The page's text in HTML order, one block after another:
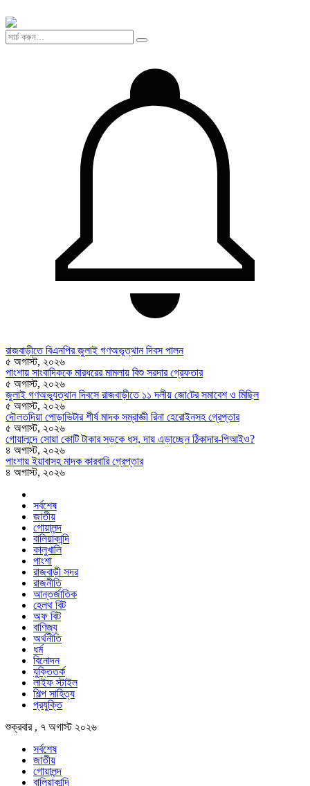
রাজবাড়ীতে বিএন‌পির জুলাই গণঅভূত্থান দিবস পালন
৫ অগাস্ট, ২০২৬
পাংশায় সাংবাদিককে মারধরের মামলায় বিশু সরদার গ্রেফতার
৫ অগাস্ট, ২০২৬
জুলাই গণঅভ্যুত্থান দিবসে রাজবাড়ীতে ১১ দলীয় জো‌টের সমাবেশ ও মি‌ছিল
৫ অগাস্ট, ২০২৬
দৌলতদিয়া পোড়াভিটার শীর্ষ মাদক সম্রাজ্ঞী রিনা হেরোইনসহ গ্রেপ্তার
৫ অগাস্ট, ২০২৬
গোয়ালন্দে সোয়া কোটি টাকার সড়কে ধস, দায় এড়াচ্ছেন ঠিকাদার-পিআইও?
৪ অগাস্ট, ২০২৬
পাংশায় ইয়াবাসহ মাদক কারবারি গ্রেপ্তার
৪ অগাস্ট, ২০২৬
সর্বশেষ
জাতীয়
গোয়ালন্দ
বালিয়াকান্দি
কালুখালি
পাংশা
রাজবাড়ী সদর
রাজনীতি
আন্তর্জাতিক
হেলথ বিট
অফ বিট
বাণিজ্য
অর্থনীতি
ধর্ম
বিনোদন
যুক্তিতর্ক
লাইফ স্টাইল
শিল্প সাহিত্য
প্রযুক্তি
শুক্রবার , ৭ অগাস্ট ২০২৬
সর্বশেষ
জাতীয়
গোয়ালন্দ
বালিয়াকান্দি